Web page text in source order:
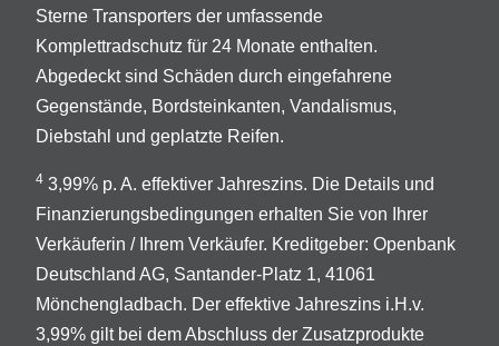
Sterne Transporters der umfassende
Komplettradschutz für 24 Monate enthalten.
Abgedeckt sind Schäden durch eingefahrene
Gegenstände, Bordsteinkanten, Vandalismus,
Diebstahl und geplatzte Reifen.
4 3,99% p. A. effektiver Jahreszins. Die Details und
Finanzierungsbedingungen erhalten Sie von Ihrer
Verkäuferin / Ihrem Verkäufer. Kreditgeber: Openbank
Deutschland AG, Santander-Platz 1, 41061
Mönchengladbach. Der effektive Jahreszins i.H.v.
3,99% gilt bei dem Abschluss der Zusatzprodukte